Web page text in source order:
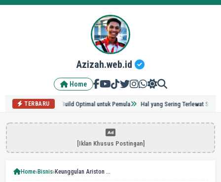
Azizah.web.id
Home
TERBARU
Grinding & Build Optimal untuk Pemula Hal yang Sering Terlewat Saat Renovasi
[Iklan Khusus Postingan]
Home›Bisnis› Keunggulan Ariston Heat Pump untuk Proyek Apartemen dan Kost di Indonesia